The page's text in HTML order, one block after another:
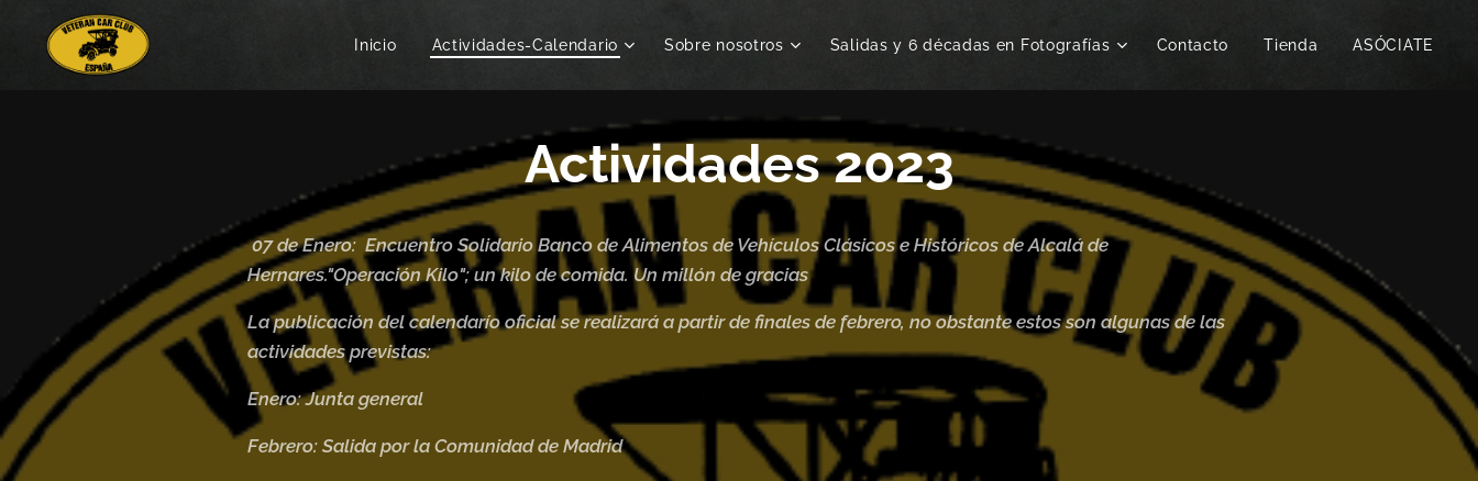
Inicio Actividades-Calendario Sobre nosotros Salidas y 6 décadas en Fotografías Contacto Tienda ASÓCIATE
Actividades 2023
07 de Enero: Encuentro Solidario Banco de Alimentos de Vehículos Clásicos e Históricos de Alcalá de
Hernares."Operación Kilo"; un kilo de comida. Un millón de gracias
La publicación del calendarío oficial se realizará a partir de finales de febrero, no obstante estos son algunas de las
actividades previstas:
Enero: Junta general
Febrero: Salida por la Comunidad de Madrid